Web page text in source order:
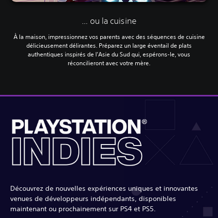
‎... ou la cuisine
À la maison, impressionnez vos parents avec des séquences de cuisine
délicieusement délirantes. Préparez un large éventail de plats
authentiques inspirés de l'Asie du Sud qui, espérons-le, vous
réconcilieront avec votre mère.
Découvrez de nouvelles expériences uniques et innovantes
venues de développeurs indépendants, disponibles
maintenant ou prochainement sur PS4 et PS5.